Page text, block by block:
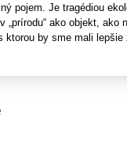
pojem. Je tragédiou
ako objekt, ako
ktorou by sme mali